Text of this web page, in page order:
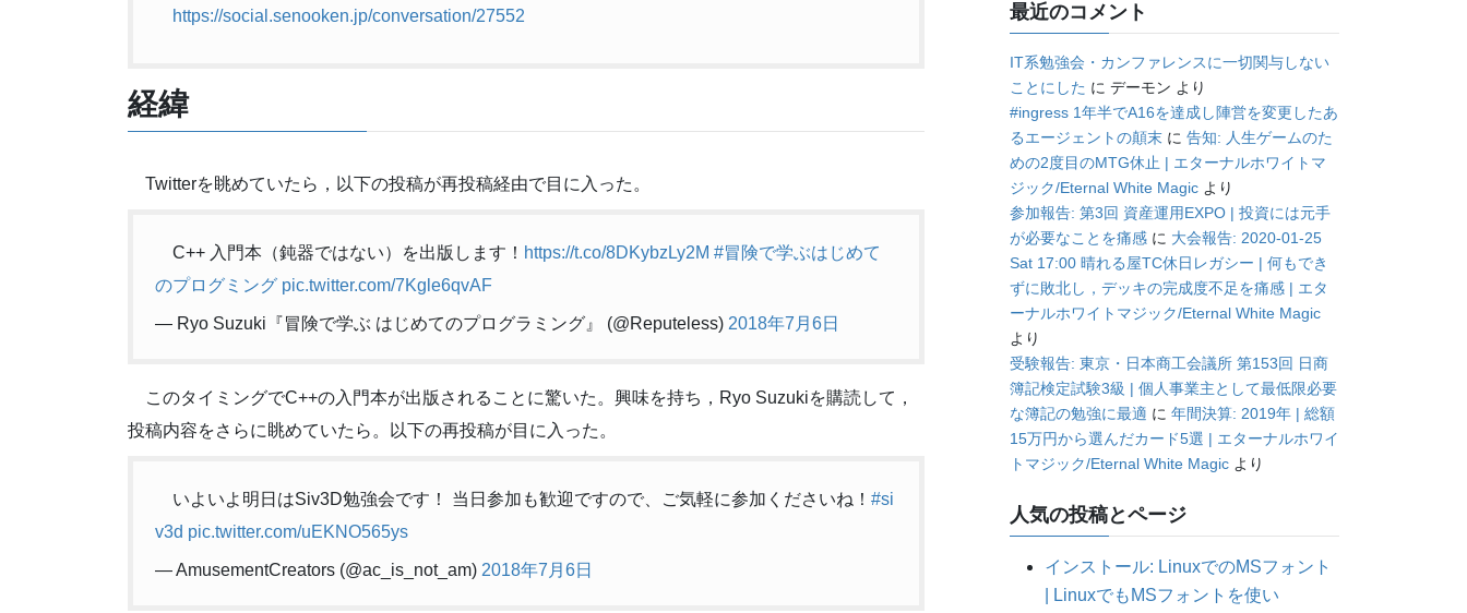
https://social.senooken.jp/conversation/27552
経緯
Twitterを眺めていたら，以下の投稿が再投稿経由で目に入った。
C++ 入門本（鈍器ではない）を出版します！ https://t.co/8DKybzLy2M #冒険で学ぶはじめて
のプログミング pic.twitter.com/7Kgle6qvAF
— Ryo Suzuki『冒険で学ぶ はじめてのプログラミング』 (@Reputeless) 2018年7月6日
このタイミングでC++の入門本が出版されることに驚いた。興味を持ち，Ryo Suzukiを購読して，
投稿内容をさらに眺めていたら。以下の再投稿が目に入った。
いよいよ明日はSiv3D勉強会です！ 当日参加も歓迎ですので、ご気軽に参加くださいね！ #si
v3d pic.twitter.com/uEKNO565ys
— AmusementCreators (@ac_is_not_am) 2018年7月6日
最近のコメント
IT系勉強会・カンファレンスに一切関与しない
ことにした にデーモン より
#ingress 1年半でA16を達成し陣営を変更したあ
るエージェントの顛末 に告知: 人生ゲームのた
めの2度目のMTG休止 | エターナルホワイトマ
ジック/Eternal White Magic より
参加報告: 第3回 資産運用EXPO | 投資には元手
が必要なことを痛感 に 大会報告: 2020-01-25
Sat 17:00 晴れる屋TC休日レガシー | 何もでき
ずに敗北し，デッキの完成度不足を痛感 | エタ
ーナルホワイトマジック/Eternal White Magic
より
受験報告: 東京・日本商工会議所 第153回 日商
簿記検定試験3級 | 個人事業主として最低限必要
な簿記の勉強に最適 に年間決算: 2019年 | 総額
15万円から選んだカード5選 | エターナルホワイ
トマジック/Eternal White Magic より
人気の投稿とページ
インストール: LinuxでのMSフォント
| LinuxでもMSフォントを使い